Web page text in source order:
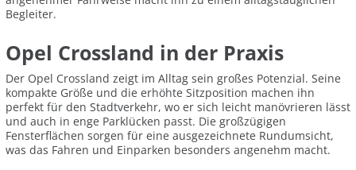
Begleiter.
Opel Crossland in der Praxis
Der Opel Crossland zeigt im Alltag sein großes Potenzial. Seine
kompakte Größe und die erhöhte Sitzposition machen ihn
perfekt für den Stadtverkehr, wo er sich leicht manövrieren lässt
und auch in enge Parklücken passt. Die großzügigen
Fensterflächen sorgen für eine ausgezeichnete Rundumsicht,
was das Fahren und Einparken besonders angenehm macht.